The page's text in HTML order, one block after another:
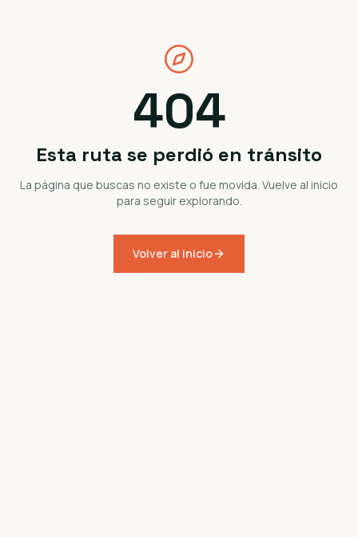
404
Esta ruta se perdió en tránsito
La página que buscas no existe o fue movida. Vuelve al inicio
para seguir explorando.
Volver al inicio